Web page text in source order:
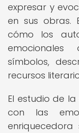
expresar y
en sus obras.
cómo los
símbolos,
recursos
El estudio de
con las